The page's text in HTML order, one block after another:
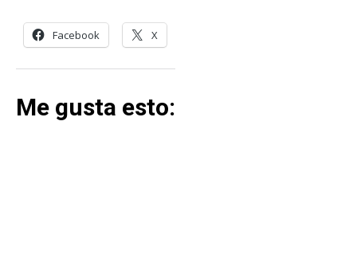
Facebook X
Me gusta esto: